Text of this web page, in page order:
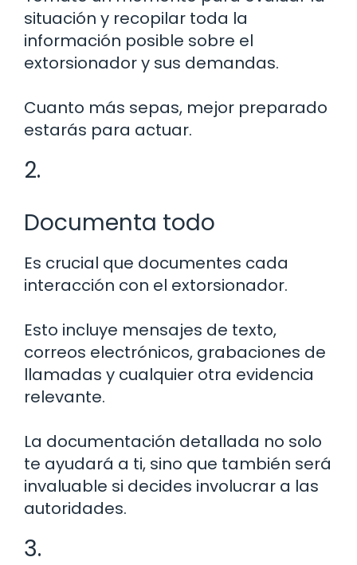
situación y recopilar toda la
información posible sobre el
extorsionador y sus demandas.
Cuanto más sepas, mejor preparado
estarás para actuar.
2.
Documenta todo
Es crucial que documentes cada
interacción con el extorsionador.
Esto incluye mensajes de texto,
correos electrónicos, grabaciones de
llamadas y cualquier otra evidencia
relevante.
La documentación detallada no solo
te ayudará a ti, sino que también será
invaluable si decides involucrar a las
autoridades.
3.